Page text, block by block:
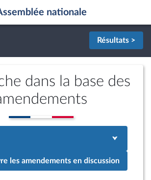
nationale
Résultats >
dans la base des
les amendements en discussion